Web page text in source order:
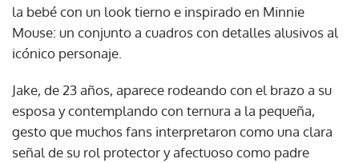
la bebé con un look tierno e inspirado en Minnie
Mouse: un conjunto a cuadros con detalles alusivos al
icónico personaje.
Jake, de 23 años, aparece rodeando con el brazo a su
esposa y contemplando con ternura a la pequeña,
gesto que muchos fans interpretaron como una clara
señal de su rol protector y afectuoso como padre